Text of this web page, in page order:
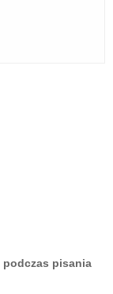
podczas pisania